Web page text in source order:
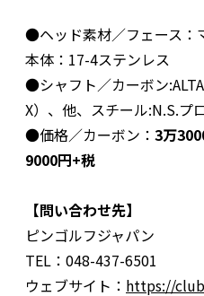
●ヘッド素材／フェース：
本体：17-4ステンレス
●シャフト／カーボン:ALTA
X）、他、スチール:N.S.プ
●価格／カーボン： 3万
9000円+税
【問い合わせ先】
ピンゴルフジャパン
TEL：048-437-6501
ウェブサイト： https://